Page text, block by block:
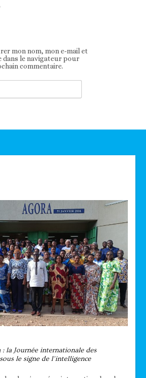
mon nom, mon e-mail et
dans le navigateur pour
commentaire.
: la Journée internationale des
le signe de l’intelligence